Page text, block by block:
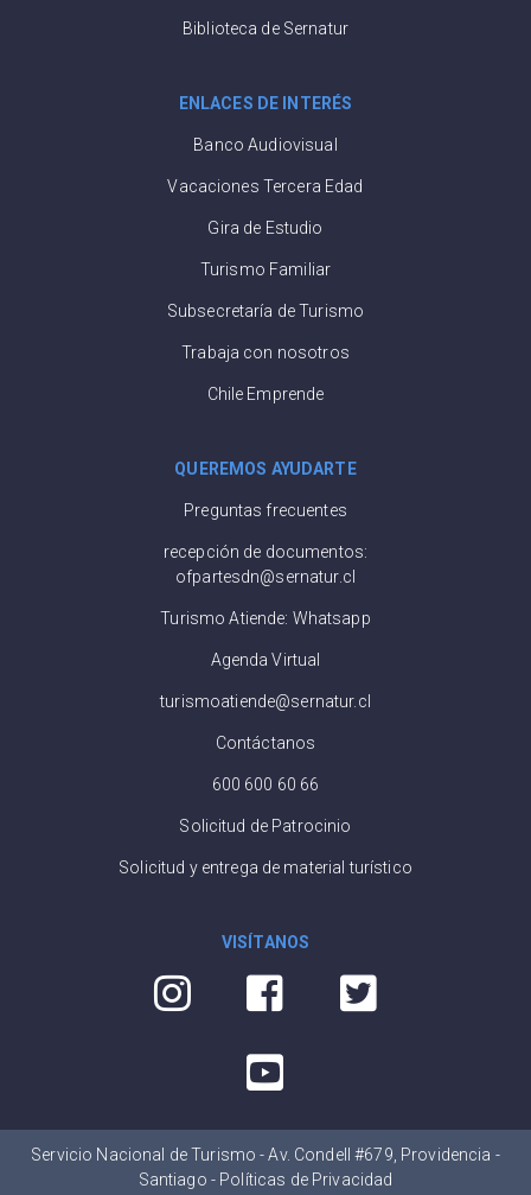
Biblioteca de Sernatur
ENLACES DE INTERÉS
Banco Audiovisual
Vacaciones Tercera Edad
Gira de Estudio
Turismo Familiar
Subsecretaría de Turismo
Trabaja con nosotros
Chile Emprende
QUEREMOS AYUDARTE
Preguntas frecuentes
recepción de documentos:
ofpartesdn@sernatur.cl
Turismo Atiende: Whatsapp
Agenda Virtual
turismoatiende@sernatur.cl
Contáctanos
600 600 60 66
Solicitud de Patrocinio
Solicitud y entrega de material turístico
VISÍTANOS
Servicio Nacional de Turismo - Av. Condell #679, Providencia -
Santiago - Políticas de Privacidad